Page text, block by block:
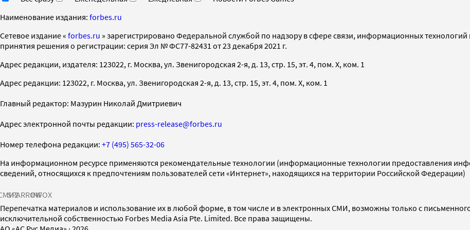
Наименование издания: forbes.ru
Cетевое издание « forbes.ru » зарегистрировано Федеральной службой по надзору в сфере связи, информационных
принятия решения о регистрации: серия Эл № ФС77-82431 от 23 декабря 2021 г.
Адрес редакции, издателя: 123022, г. Москва, ул. Звенигородская 2-я, д. 13, стр. 15, эт. 4, пом. X, ком. 1
Адрес редакции: 123022, г. Москва, ул. Звенигородская 2-я, д. 13, стр. 15, эт. 4, пом. X, ком. 1
Главный редактор: Мазурин Николай Дмитриевич
Адрес электронной почты редакции: press-release@forbes.ru
Номер телефона редакции: +7 (495) 565-32-06
На информационном ресурсе применяются рекомендательные технологии (информационные технологии предоставления
сведений, относящихся к предпочтениям пользователей сети «Интернет», находящихся на территории Российской Федерации)
SPARROWINFOX
Перепечатка материалов и использование их в любой форме, в том числе и в электронных СМИ, возможны только с
исключительной собственностью Forbes Media Asia Pte. Limited. Все права защищены.